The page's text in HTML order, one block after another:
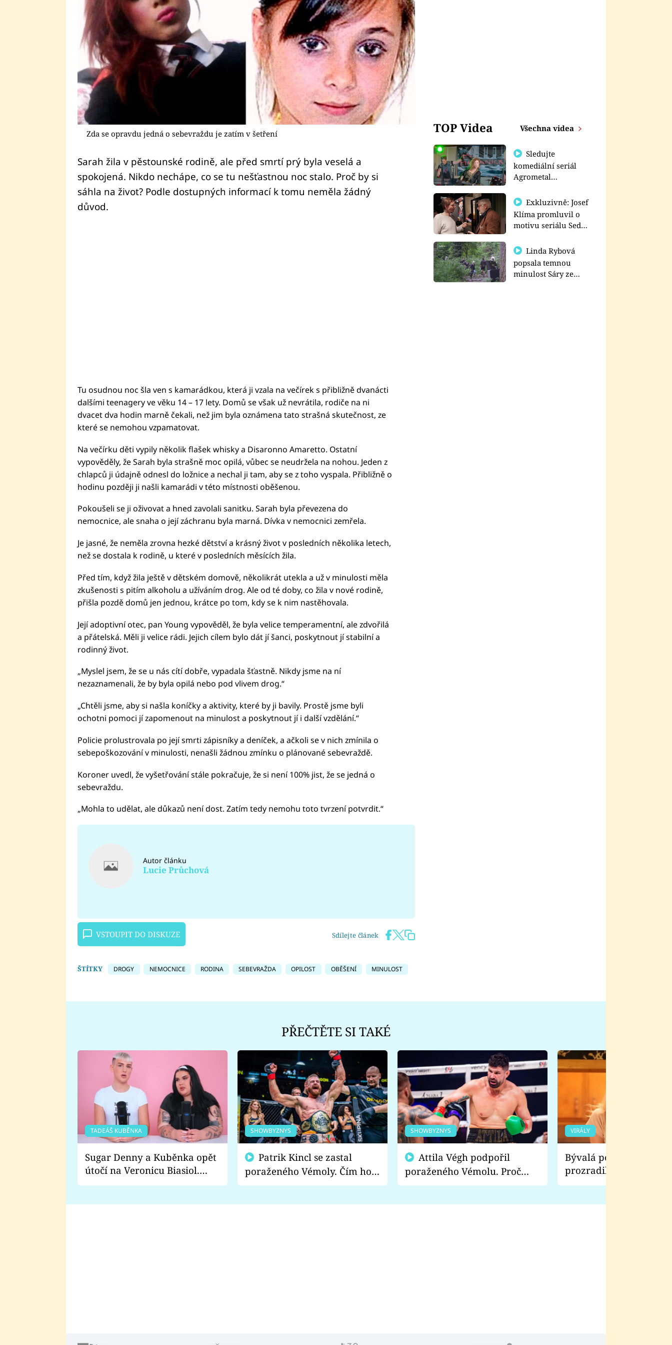
Zda se opravdu jedná o sebevraždu je zatím v šetření
Sarah žila v pěstounské rodině, ale před smrtí prý byla veselá a
spokojená. Nikdo nechápe, co se tu nešťastnou noc stalo. Proč by si
sáhla na život? Podle dostupných informací k tomu neměla žádný
důvod.
Tu osudnou noc šla ven s kamarádkou, která ji vzala na večírek s přibližně dvanácti
dalšími teenagery ve věku 14 – 17 lety. Domů se však už nevrátila, rodiče na ni
dvacet dva hodin marně čekali, než jim byla oznámena tato strašná skutečnost, ze
které se nemohou vzpamatovat.
Na večírku děti vypily několik flašek whisky a Disaronno Amaretto. Ostatní
vypověděly, že Sarah byla strašně moc opilá, vůbec se neudržela na nohou. Jeden z
chlapců ji údajně odnesl do ložnice a nechal ji tam, aby se z toho vyspala. Přibližně o
hodinu později ji našli kamarádi v této místnosti oběšenou.
Pokoušeli se ji oživovat a hned zavolali sanitku. Sarah byla převezena do
nemocnice, ale snaha o její záchranu byla marná. Dívka v nemocnici zemřela.
Je jasné, že neměla zrovna hezké dětství a krásný život v posledních několika letech,
než se dostala k rodině, u které v posledních měsících žila.
Před tím, když žila ještě v dětském domově, několikrát utekla a už v minulosti měla
zkušenosti s pitím alkoholu a užíváním drog. Ale od té doby, co žila v nové rodině,
přišla pozdě domů jen jednou, krátce po tom, kdy se k nim nastěhovala.
Její adoptivní otec, pan Young vypověděl, že byla velice temperamentní, ale zdvořilá
a přátelská. Měli ji velice rádi. Jejich cílem bylo dát jí šanci, poskytnout jí stabilní a
rodinný život.
„Myslel jsem, že se u nás cítí dobře, vypadala šťastně. Nikdy jsme na ní
nezaznamenali, že by byla opilá nebo pod vlivem drog.“
„Chtěli jsme, aby si našla koníčky a aktivity, které by ji bavily. Prostě jsme byli
ochotni pomoci jí zapomenout na minulost a poskytnout jí i další vzdělání.“
Policie prolustrovala po její smrti zápisníky a deníček, a ačkoli se v nich zmínila o
sebepoškozování v minulosti, nenašli žádnou zmínku o plánované sebevraždě.
Koroner uvedl, že vyšetřování stále pokračuje, že si není 100% jist, že se jedná o
sebevraždu.
„Mohla to udělat, ale důkazů není dost. Zatím tedy nemohu toto tvrzení potvrdit.“
Autor článku
Lucie Průchová
VSTOUPIT DO DISKUZE Sdílejte článek
ŠTÍTKY DROGY NEMOCNICE RODINA SEBEVRAŽDA OPILOST OBĚŠENÍ MINULOST
TOP Videa Všechna videa
Sledujte
komediální seriál
Agrometal
prima+
Exkluzivně: Josef
Klíma promluvil o
motivu seriálu Sedm
Linda Rybová
popsala temnou
minulost Sáry ze
PŘEČTĚTE SI TAKÉ
TADEÁŠ KUBĚNKA
Sugar Denny a Kuběnka opět
útočí na Veronicu Biasiol.
Proč je podle nich falešná a
SHOWBYZNYS
poraženého Vémoly. Čím ho
fanoušci naštvali?
SHOWBYZNYS
poraženého Vémolu. Proč
chce raději zápasit s ním než
VIRÁLY
Bývalá pornoherečka
prozradila, co ji
natáčení Euforie.